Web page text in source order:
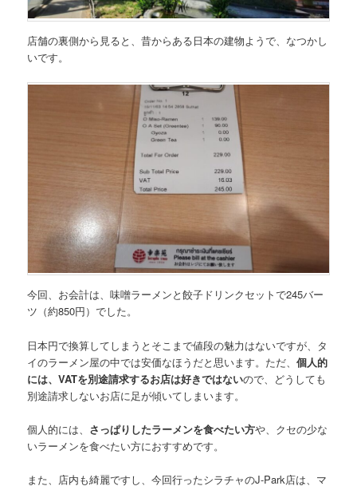
店舗の裏側から見ると、昔からある日本の建物ようで、なつかし
いです。
今回、お会計は、味噌ラーメンと餃子ドリンクセットで245バー
ツ（約850円）でした。
日本円で換算してしまうとそこまで値段の魅力はないですが、タ
イのラーメン屋の中では安価なほうだと思います。ただ、個人的
には、VATを別途請求するお店は好きではないので、どうしても
別途請求しないお店に足が傾いてしまいます。
個人的には、 さっぱりしたラーメンを食べたい方や、クセの少な
いラーメンを食べたい方におすすめです。
また、店内も綺麗ですし、今回行ったシラチャのJ-Park店は、マ